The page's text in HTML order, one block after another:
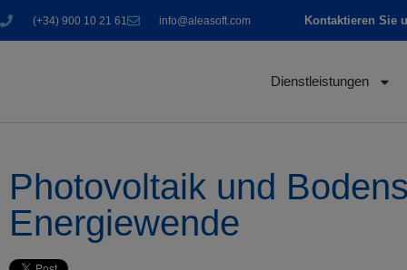
(+34) 900 10 21 61 info@aleasoft.com Kontaktieren Sie
Dienstleistungen
Photovoltaik und
Energiewende